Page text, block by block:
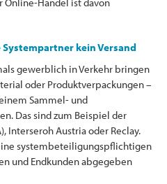
kein Versand
gewerblich in Verkehr bringen
oder Produktverpackungen –
Sammel- und
Das sind zum Beispiel der
Interseroh Austria oder Reclay.
systembeteiligungspflichtigen
und Endkunden abgegeben